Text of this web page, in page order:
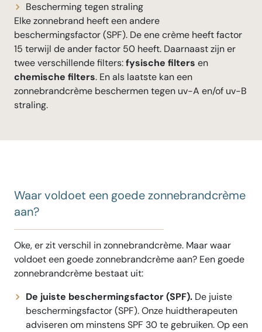
Bescherming tegen straling
Elke zonnebrand heeft een andere
beschermingsfactor (SPF). De ene crème heeft factor
15 terwijl de ander factor 50 heeft. Daarnaast zijn er
twee verschillende filters:fysische filters en
chemische filters. En als laatste kan een
zonnebrandcrème beschermen tegen uv-A en/of uv-B
straling.
Waar voldoet een goede zonnebrandcrème
aan?
Oke, er zit verschil in zonnebrandcrème. Maar waar
voldoet een goede zonnebrandcrème aan? Een goede
zonnebrandcrème bestaat uit:
De juiste beschermingsfactor (SPF). De juiste
beschermingsfactor (SPF). Onze huidtherapeuten
adviseren om minstens SPF 30 te gebruiken. Op een